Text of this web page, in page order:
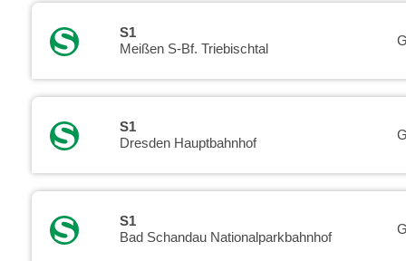
S1
Meißen S-Bf. Triebischtal
S1
Dresden Hauptbahnhof
S1
Bad Schandau Nationalparkbahnhof